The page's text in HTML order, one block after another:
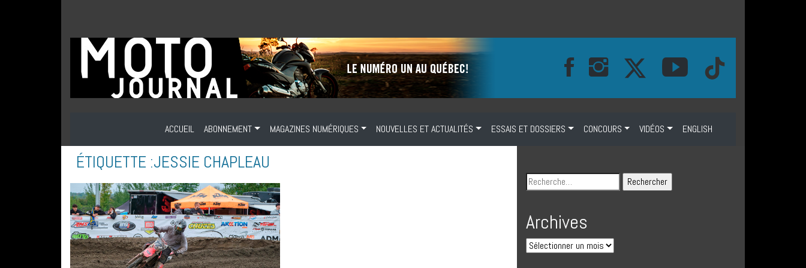
ACCUEIL ABONNEMENT MAGAZINES NUMÉRIQUES NOUVELLES ET ACTUALITÉS ESSAIS ET DOSSIERS CONCOURS VIDÉOS ENGLISH
ÉTIQUETTE :JESSIE CHAPLEAU
Archives